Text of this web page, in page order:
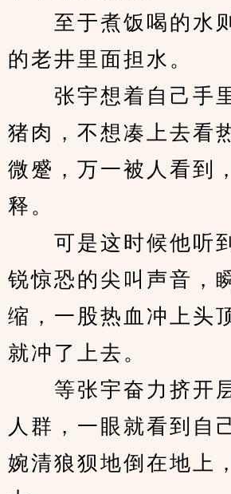
至于煮饭喝的水
的老井里面担水。
张宇想着自己手
猪肉，不想凑上去看
微蹙，万一被人看到
释。
可是这时候他听
锐惊恐的尖叫声音，
缩，一股热血冲上头
就冲了上去。
等张宇奋力挤开
人群，一眼就看到自
婉清狼狈地倒在地上